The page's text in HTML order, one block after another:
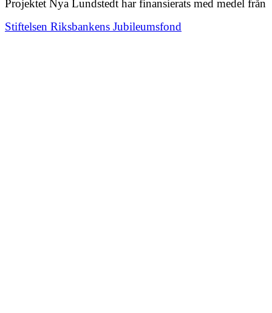
Projektet Nya Lundstedt har finansierats med medel från
Stiftelsen Riksbankens Jubileumsfond